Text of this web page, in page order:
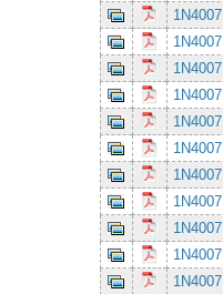
1N4007
1N4007
1N4007
1N4007
1N4007
1N4007
1N4007
1N4007
1N4007
1N4007
1N4007